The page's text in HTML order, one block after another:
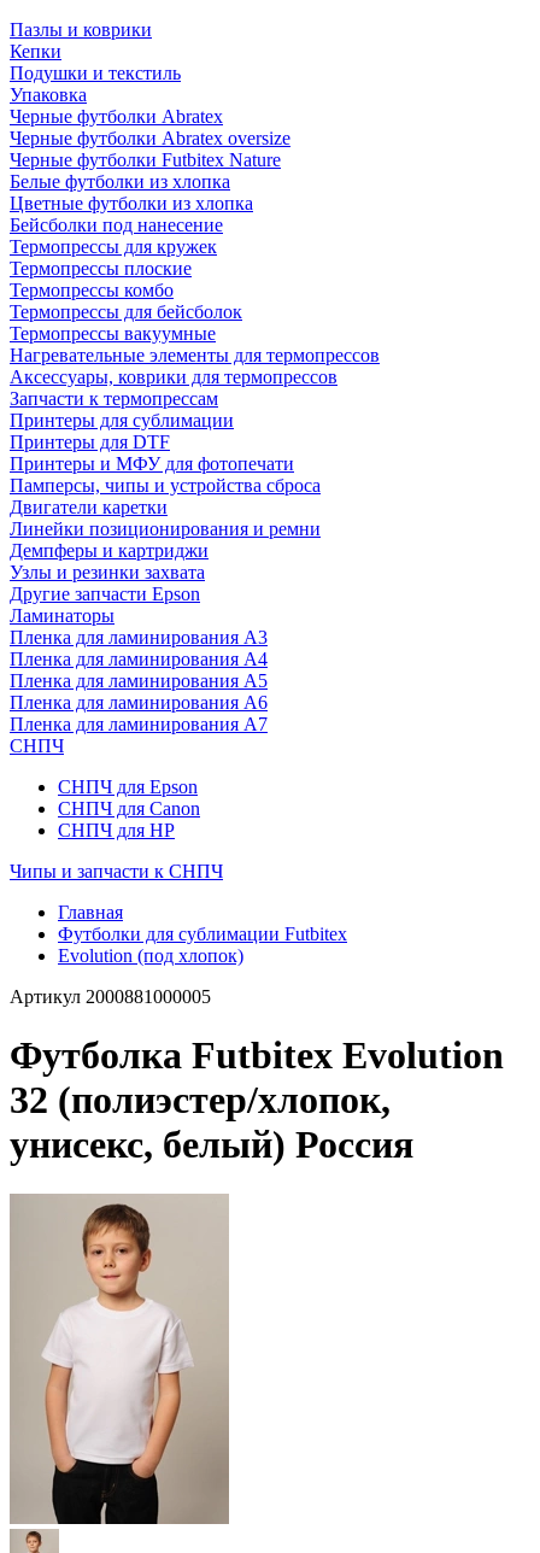
Пазлы и коврики
Кепки
Подушки и текстиль
Упаковка
Черные футболки Abratex
Черные футболки Abratex oversize
Черные футболки Futbitex Nature
Белые футболки из хлопка
Цветные футболки из хлопка
Бейсболки под нанесение
Термопрессы для кружек
Термопрессы плоские
Термопрессы комбо
Термопрессы для бейсболок
Термопрессы вакуумные
Нагревательные элементы для термопрессов
Аксессуары, коврики для термопрессов
Запчасти к термопрессам
Принтеры для сублимации
Принтеры для DTF
Принтеры и МФУ для фотопечати
Памперсы, чипы и устройства сброса
Двигатели каретки
Линейки позиционирования и ремни
Демпферы и картриджи
Узлы и резинки захвата
Другие запчасти Epson
Ламинаторы
Пленка для ламинирования А3
Пленка для ламинирования А4
Пленка для ламинирования А5
Пленка для ламинирования А6
Пленка для ламинирования А7
СНПЧ
СНПЧ для Epson
СНПЧ для Canon
СНПЧ для HP
Чипы и запчасти к СНПЧ
Главная
Футболки для сублимации Futbitex
Evolution (под хлопок)
Артикул 2000881000005
Футболка Futbitex Evolution
32 (полиэстер/хлопок,
унисекс, белый) Россия